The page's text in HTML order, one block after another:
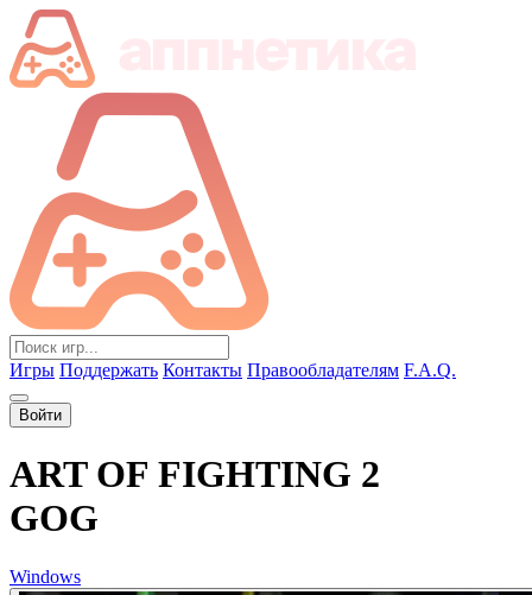
Игры Поддержать Контакты Правообладателям F.A.Q.
Войти
ART OF FIGHTING 2
GOG
Windows